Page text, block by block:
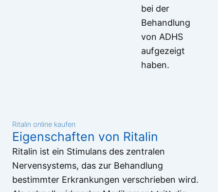
bei der
Behandlung
von ADHS
aufgezeigt
haben.
Ritalin online kaufen
Eigenschaften von Ritalin
Ritalin ist ein Stimulans des zentralen
Nervensystems, das zur Behandlung
bestimmter Erkrankungen verschrieben wird.